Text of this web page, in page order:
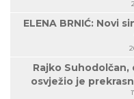
ELENA BRNIĆ: Novi
Rajko
osvježio je